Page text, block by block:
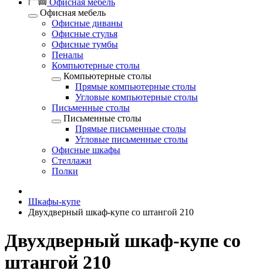
Офисная мебель
Офисная мебель
Офисные диваны
Офисные стулья
Офисные тумбы
Пеналы
Компьютерные столы
Компьютерные столы
Прямые компьютерные столы
Угловые компьютерные столы
Письменные столы
Письменные столы
Прямые письменные столы
Угловые письменные столы
Офисные шкафы
Стеллажи
Полки
Шкафы-купе
Двухдверный шкаф-купе со штангой 210
Двухдверный шкаф-купе со
штангой 210